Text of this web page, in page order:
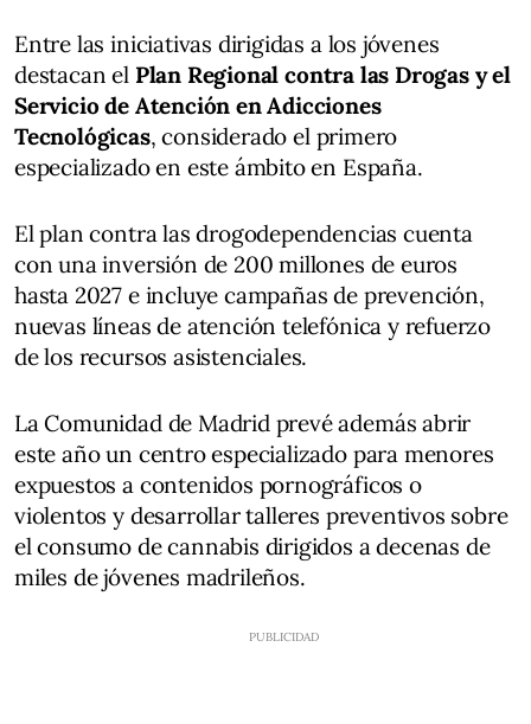
Entre las iniciativas dirigidas a los jóvenes
destacan el Plan Regional contra las Drogas y el
Servicio de Atención en Adicciones
Tecnológicas, considerado el primero
especializado en este ámbito en España.
El plan contra las drogodependencias cuenta
con una inversión de 200 millones de euros
hasta 2027 e incluye campañas de prevención,
nuevas líneas de atención telefónica y refuerzo
de los recursos asistenciales.
La Comunidad de Madrid prevé además abrir
este año un centro especializado para menores
expuestos a contenidos pornográficos o
violentos y desarrollar talleres preventivos sobre
el consumo de cannabis dirigidos a decenas de
miles de jóvenes madrileños.